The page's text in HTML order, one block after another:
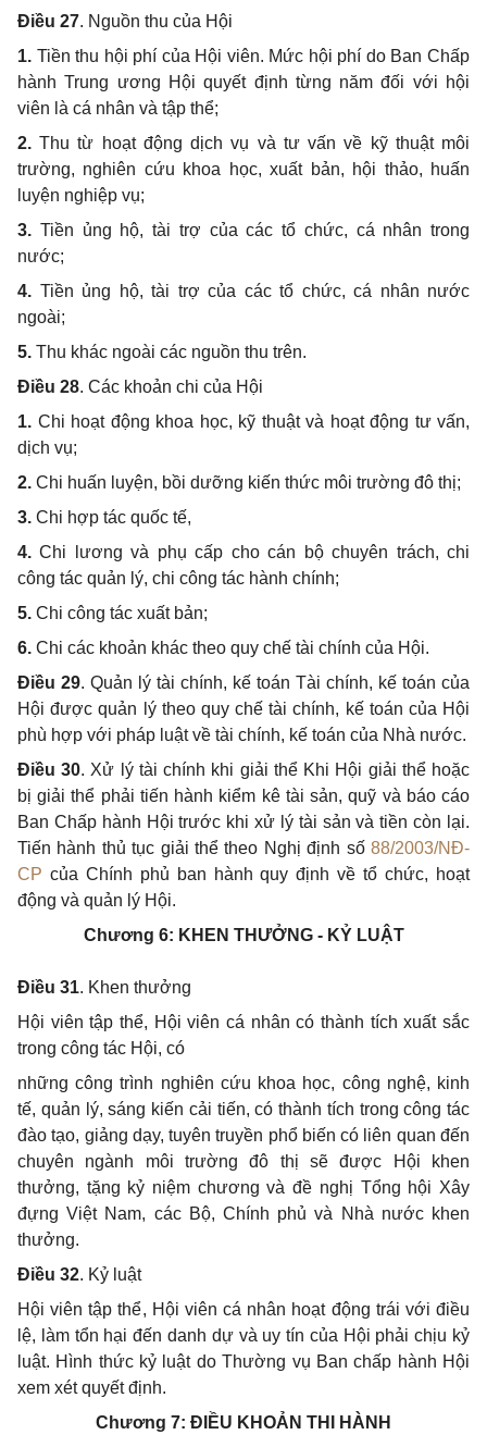
Điều 27. Nguồn thu của Hội
1. Tiền thu hội phí của Hội viên. Mức hội phí do Ban Chấp
hành Trung ương Hội quyết định từng năm đối với hội
viên là cá nhân và tập thể;
2. Thu từ hoạt động dịch vụ và tư vấn về kỹ thuật môi
trường, nghiên cứu khoa học, xuất bản, hội thảo, huấn
luyện nghiệp vụ;
3. Tiền ủng hộ, tài trợ của các tổ chức, cá nhân trong
nước;
4. Tiền ủng hộ, tài trợ của các tổ chức, cá nhân nước
ngoài;
5. Thu khác ngoài các nguồn thu trên.
Điều 28. Các khoản chi của Hội
1. Chi hoạt động khoa học, kỹ thuật và hoạt động tư vấn,
dịch vụ;
2. Chi huấn luyện, bồi dưỡng kiến thức môi trường đô thị;
3. Chi hợp tác quốc tế,
4. Chi lương và phụ cấp cho cán bộ chuyên trách, chi
công tác quản lý, chi công tác hành chính;
5. Chi công tác xuất bản;
6. Chi các khoản khác theo quy chế tài chính của Hội.
Điều 29. Quản lý tài chính, kế toán Tài chính, kế toán của
Hội được quản lý theo quy chế tài chính, kế toán của Hội
phù hợp với pháp luật về tài chính, kế toán của Nhà nước.
Điều 30. Xử lý tài chính khi giải thể Khi Hội giải thể hoặc
bị giải thể phải tiến hành kiểm kê tài sản, quỹ và báo cáo
Ban Chấp hành Hội trước khi xử lý tài sảnvà tiền còn lại.
Tiến hành thủ tục giải thể theo Nghị định số 88/2003/NĐ-
CP của Chính phủ ban hành quy định về tổ chức, hoạt
động và quản lý Hội.
Chương 6: KHEN THƯỞNG - KỶ LUẬT
Điều 31. Khen thưởng
Hội viên tập thể, Hội viên cá nhân có thành tích xuất sắc
trong công tác Hội, có
những công trình nghiên cứu khoa học, công nghệ, kinh
tế, quản lý, sáng kiến cải tiến, có thành tích trong công tác
đào tạo, giảng dạy, tuyên truyền phổ biến có liên quan đến
chuyên ngành môi trường đô thị sẽ được Hội khen
thưởng, tặng kỷ niệm chương và đề nghị Tổng hội Xây
đựng Việt Nam, các Bộ, Chính phủ và Nhà nước khen
thưởng.
Điều 32. Kỷ luật
Hội viên tập thể, Hội viên cá nhân hoạt động trái với điều
lệ, làm tổn hại đến danh dự và uy tín của Hội phải chịu kỷ
luật. Hình thức kỷ luật do Thường vụ Ban chấp hành Hội
xem xét quyết định.
Chương 7: ĐIỀU KHOẢN THI HÀNH